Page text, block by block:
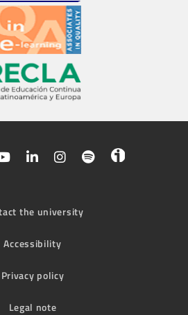
the university
Accessibility
Privacy policy
Legal note